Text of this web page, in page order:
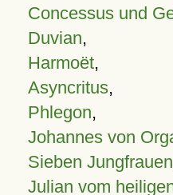
Concessus und
Duvian,
Harmoët,
Asyncritus,
Phlegon,
Johannes von
Sieben Jungfrauen
Julian vom